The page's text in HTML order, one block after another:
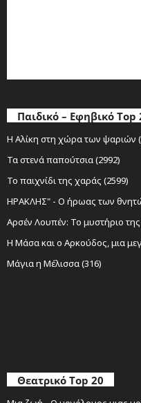
Παιδικό – Εφηβικό Top
Η Αλίκη στη χώρα των ψαριών
Τα στενά παπούτσια (2992)
Το παιχνίδι της χαράς (2599)
ΗΡΑΚΛΗΣ" - Ο ήρωας των
Αρσέν Λουπέν: Το μυστήριο
Η Μάσα και ο Αρκούδος, μια
Μάγια η Μέλισσα (316)
Θεατρικό Top 20